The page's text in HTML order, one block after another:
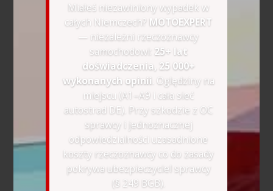
Miałeś niezawiniony wypadek w
całych Niemczech? MOTOEXPERT
— niezależni rzeczoznawcy
samochodowi: 25+ lat
doświadczenia, 25 000+
wykonanych opinii . Oględziny na
miejscu (A1–A9 i cała sieć
autostrad DE). Przy szkodzie z OC
sprawcy i jednoznacznej
odpowiedzialności uzasadnione
koszty rzeczoznawcy co do zasady
pokrywa ubezpieczyciel sprawcy
(§ 249 BGB).